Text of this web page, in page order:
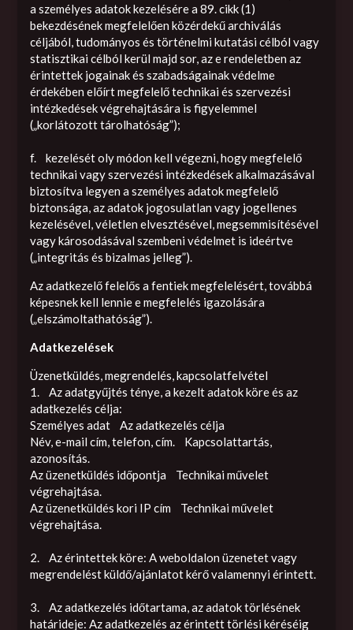
a személyes adatok kezelésére a 89. cikk (1)
bekezdésének megfelelően közérdekű archiválás
céljából, tudományos és történelmi kutatási célból vagy
statisztikai célból kerül majd sor, az e rendeletben az
érintettek jogainak és szabadságainak védelme
érdekében előírt megfelelő technikai és szervezési
intézkedések végrehajtására is figyelemmel
(„korlátozott tárolhatóság”);
f. kezelését oly módon kell végezni, hogy megfelelő
technikai vagy szervezési intézkedések alkalmazásával
biztosítva legyen a személyes adatok megfelelő
biztonsága, az adatok jogosulatlan vagy jogellenes
kezelésével, véletlen elvesztésével, megsemmisítésével
vagy károsodásával szembeni védelmet is ideértve
(„integritás és bizalmas jelleg”).
Az adatkezelő felelős a fentiek megfelelésért, továbbá
képesnek kell lennie e megfelelés igazolására
(„elszámoltathatóság”).
Adatkezelések
Üzenetküldés, megrendelés, kapcsolatfelvétel
1. Az adatgyűjtés ténye, a kezelt adatok köre és az
adatkezelés célja:
Személyes adat Az adatkezelés célja
Név, e-mail cím, telefon, cím. Kapcsolattartás,
azonosítás.
Az üzenetküldés időpontja Technikai művelet
végrehajtása.
Az üzenetküldés kori IP cím Technikai művelet
végrehajtása.
2. Az érintettek köre: A weboldalon üzenetet vagy
megrendelést küldő/ajánlatot kérő valamennyi érintett.
3. Az adatkezelés időtartama, az adatok törlésének
határideje: Az adatkezelés az érintett törlési kéréséig